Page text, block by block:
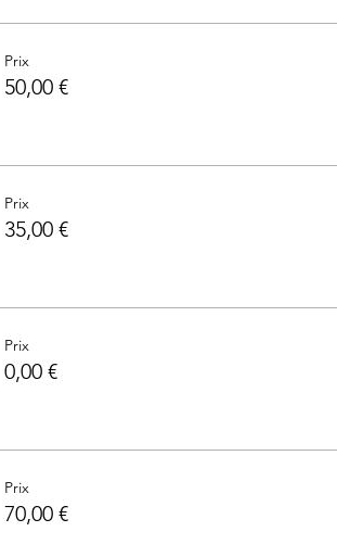
Prix
50,00 €
Prix
35,00 €
Prix
0,00 €
Prix
70,00 €